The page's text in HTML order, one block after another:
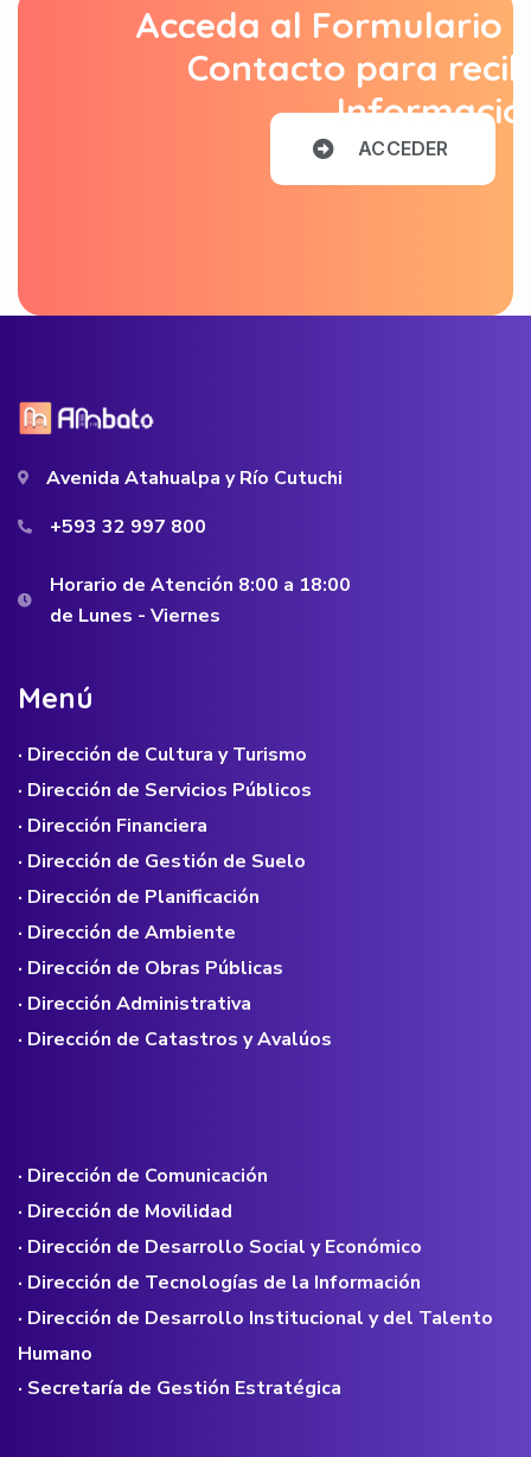
Acceda al Formulario
Contacto para
ACCEDER
Avenida Atahualpa y Río Cutuchi
+593 32 997 800
Horario de Atención 8:00 a 18:00
de Lunes - Viernes
Menú
· Dirección de Cultura y Turismo
· Dirección de Servicios Públicos
· Dirección Financiera
· Dirección de Gestión de Suelo
· Dirección de Planificación
· Dirección de Ambiente
· Dirección de Obras Públicas
· Dirección Administrativa
· Dirección de Catastros y Avalúos
· Dirección de Comunicación
· Dirección de Movilidad
· Dirección de Desarrollo Social y Económico
· Dirección de Tecnologías de la Información
· Dirección de Desarrollo Institucional y del Talento
Humano
· Secretaría de Gestión Estratégica